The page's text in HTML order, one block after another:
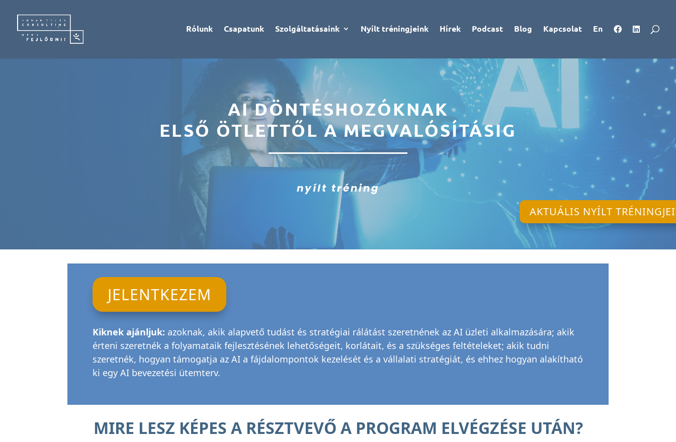
Rólunk Csapatunk Szolgáltatásaink Nyílt tréningjeink Hírek Podcast Blog Kapcsolat En
AI DÖNTÉSHOZÓKNAK
ELSŐ ÖTLETTŐL A MEGVALÓSÍTÁSIG
nyílt tréning
AKTUÁLIS NYÍLT
JELENTKEZEM
Kiknek ajánljuk: azoknak, akik alapvető tudást és stratégiai rálátást szeretnének az AI üzleti alkalmazására; akik
érteni szeretnék a folyamataik fejlesztésének lehetőségeit, korlátait, és a szükséges feltételeket; akik tudni
szeretnék, hogyan támogatja az AI a fájdalompontok kezelését és a vállalati stratégiát, és ehhez hogyan alakítható
ki egy AI bevezetési ütemterv.
MIRE LESZ KÉPES A RÉSZTVEVŐ A PROGRAM ELVÉGZÉSE UTÁN?